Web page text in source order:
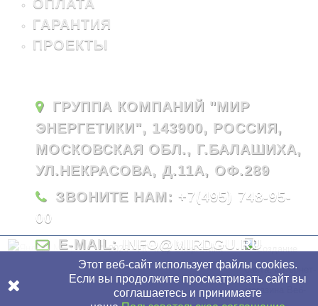
ОПЛАТА
ГАРАНТИЯ
ПРОЕКТЫ
© 2026 - ГК "Мир Энергетики"
ГРУППА КОМПАНИЙ "МИР
ЭНЕРГЕТИКИ", 143900, РОССИЯ,
МОСКОВСКАЯ ОБЛ., Г.БАЛАШИХА,
УЛ.НЕКРАСОВА, Д.11А, ОФ.289
ЗВОНИТЕ НАМ: +7(495) 748-95-
00
E-MAIL: INFO@MIRDGU.RU
Этот веб-сайт использует файлы cookies.
Если вы продолжите просматривать сайт вы
соглашаетесь и принимаете